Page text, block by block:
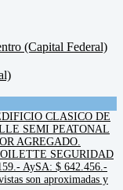
CLASICO DE
SEMI PEATONAL
AGREGADO.
SEGURIDAD
AySA: $ 642.456.-
son aproximadas y